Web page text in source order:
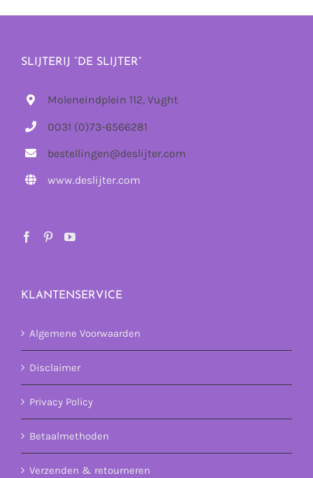
SLIJTERIJ “DE SLIJTER”
Moleneindplein 112, Vught
0031 (0)73-6566281
bestellingen@deslijter.com
www.deslijter.com
KLANTENSERVICE
Algemene Voorwaarden
Disclaimer
Privacy Policy
Betaalmethoden
Verzenden & retourneren